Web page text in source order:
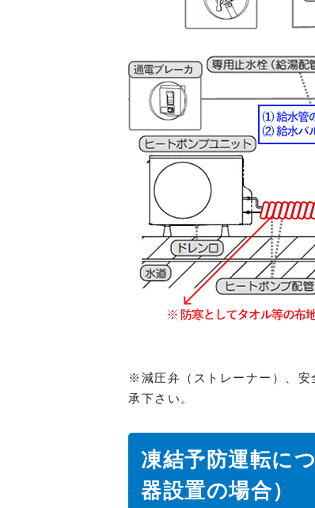
※減圧弁（ストレーナー）、安
承下さい。
凍結予防運転に
器設置の場合）